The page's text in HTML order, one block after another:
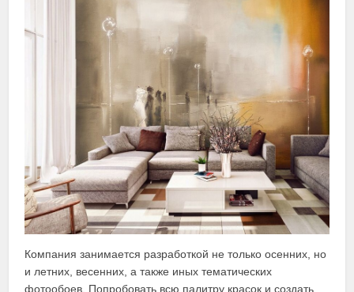
Компания занимается разработкой не только осенних, но
и летних, весенних, а также иных тематических
фотообоев. Попробовать всю палитру красок и создать